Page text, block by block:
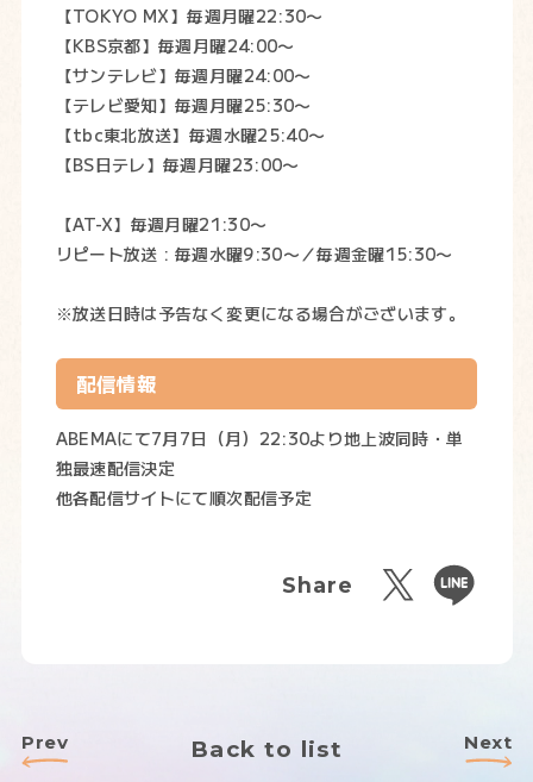
【TOKYO MX】毎週月曜22:30〜
【KBS京都】毎週月曜24:00〜
【サンテレビ】毎週月曜24:00〜
【テレビ愛知】毎週月曜25:30〜
【tbc東北放送】毎週水曜25:40〜
【BS日テレ】毎週月曜23:00〜
【AT-X】毎週月曜21:30〜
リピート放送 : 毎週水曜9:30〜／毎週金曜15:30〜
※放送日時は予告なく変更になる場合がございます。
配信情報
ABEMAにて7月7日（月）22:30より地上波同時・単
独最速配信決定
他各配信サイトにて順次配信予定
Share
Prev Back to list Next